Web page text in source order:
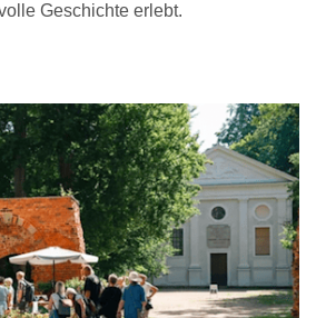
Geschichte erlebt.